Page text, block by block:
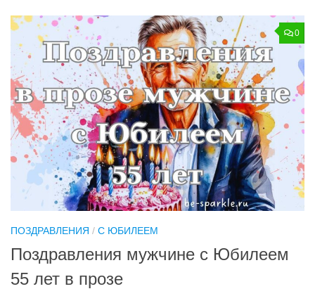
0
ПОЗДРАВЛЕНИЯ / С ЮБИЛЕЕМ
Поздравления мужчине с Юбилеем
55 лет в прозе